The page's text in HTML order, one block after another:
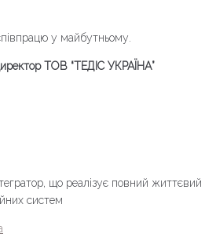
у майбутньому.
ТОВ “ТЕДІС УКРАЇНА”
що реалізує повний життєвий
систем